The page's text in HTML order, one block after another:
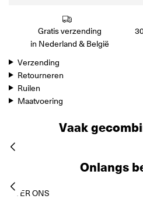
Gratis verzending
in Nederland & België
Verzending
Retourneren
Ruilen
Maatvoering
Vaak
Onlangs
OVER ONS